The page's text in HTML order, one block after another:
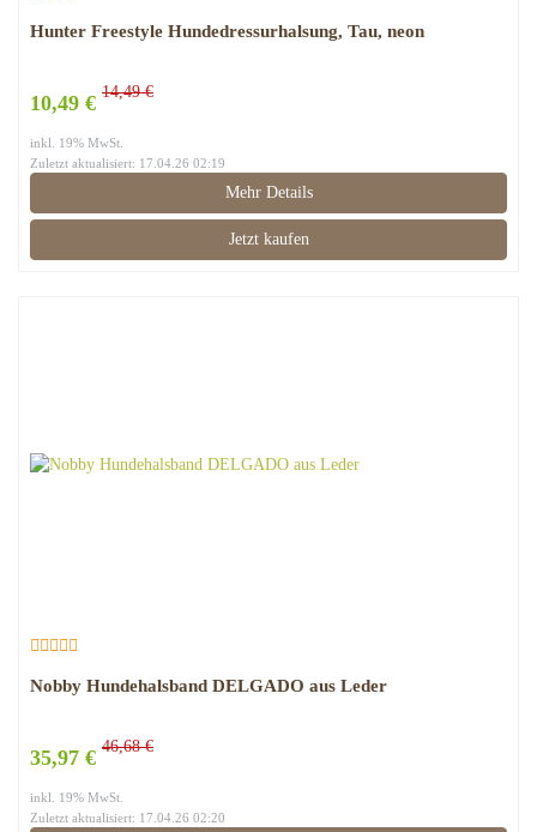
Hunter Freestyle Hundedressurhalsung, Tau, neon
10,49 € 14,49 €
inkl. 19% MwSt.
Zuletzt aktualisiert: 17.04.26 02:19
Mehr Details
Jetzt kaufen
Nobby Hundehalsband DELGADO aus Leder
35,97 € 46,68 €
inkl. 19% MwSt.
Zuletzt aktualisiert: 17.04.26 02:20